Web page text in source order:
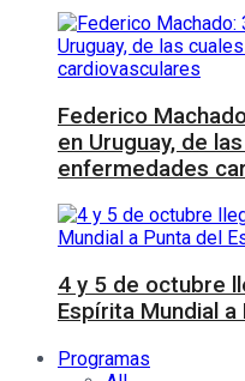
Federico
en Uruguay, de
enfermedades
4 y 5 de octubre
Espírita Mundial a
Programas